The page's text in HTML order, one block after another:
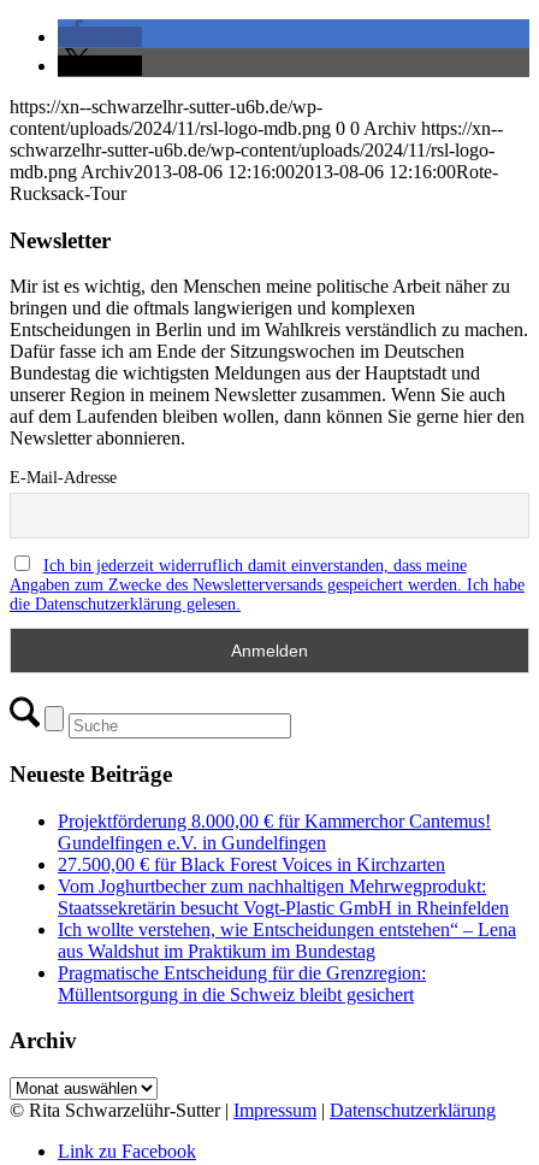
https://xn--schwarzelhr-sutter-u6b.de/wp-
content/uploads/2024/11/rsl-logo-mdb.png 0 0 Archiv https://xn--
schwarzelhr-sutter-u6b.de/wp-content/uploads/2024/11/rsl-logo-
mdb.png Archiv2013-08-06 12:16:002013-08-06 12:16:00Rote-
Rucksack-Tour
Newsletter
Mir ist es wichtig, den Menschen meine politische Arbeit näher zu
bringen und die oftmals langwierigen und komplexen
Entscheidungen in Berlin und im Wahlkreis verständlich zu machen.
Dafür fasse ich am Ende der Sitzungswochen im Deutschen
Bundestag die wichtigsten Meldungen aus der Hauptstadt und
unserer Region in meinem Newsletter zusammen. Wenn Sie auch
auf dem Laufenden bleiben wollen, dann können Sie gerne hier den
Newsletter abonnieren.
E-Mail-Adresse
Ich bin jederzeit widerruflich damit einverstanden, dass meine
Angaben zum Zwecke des Newsletterversands gespeichert werden. Ich habe
die Datenschutzerklärung gelesen.
Neueste Beiträge
Projektförderung 8.000,00 € für Kammerchor Cantemus!
Gundelfingen e.V. in Gundelfingen
27.500,00 € für Black Forest Voices in Kirchzarten
Vom Joghurtbecher zum nachhaltigen Mehrwegprodukt:
Staatssekretärin besucht Vogt-Plastic GmbH in Rheinfelden
Ich wollte verstehen, wie Entscheidungen entstehen“ – Lena
aus Waldshut im Praktikum im Bundestag
Pragmatische Entscheidung für die Grenzregion:
Müllentsorgung in die Schweiz bleibt gesichert
Archiv
Archiv
© Rita Schwarzelühr-Sutter | Impressum | Datenschutzerklärung
Link zu Facebook